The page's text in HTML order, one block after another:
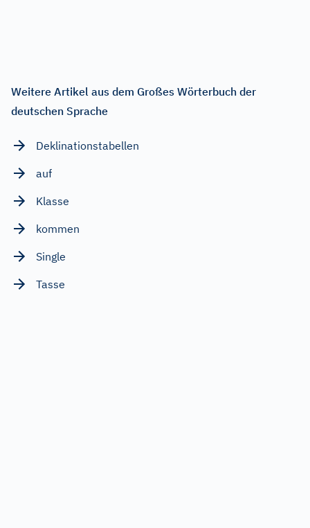
Weitere Artikel aus dem Großes Wörterbuch der
deutschen Sprache
Deklinationstabellen
auf
Klasse
kommen
Single
Tasse